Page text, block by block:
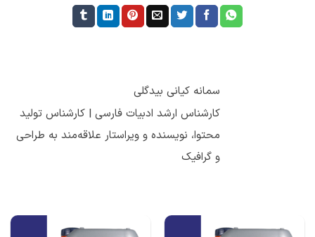
سمانه کیانی بیدگلی
کارشناس ارشد ادبیات فارسی | کارشناس تولید
محتوا، نویسنده و ویراستار علاقه‌مند به طراحی
و گرافیک